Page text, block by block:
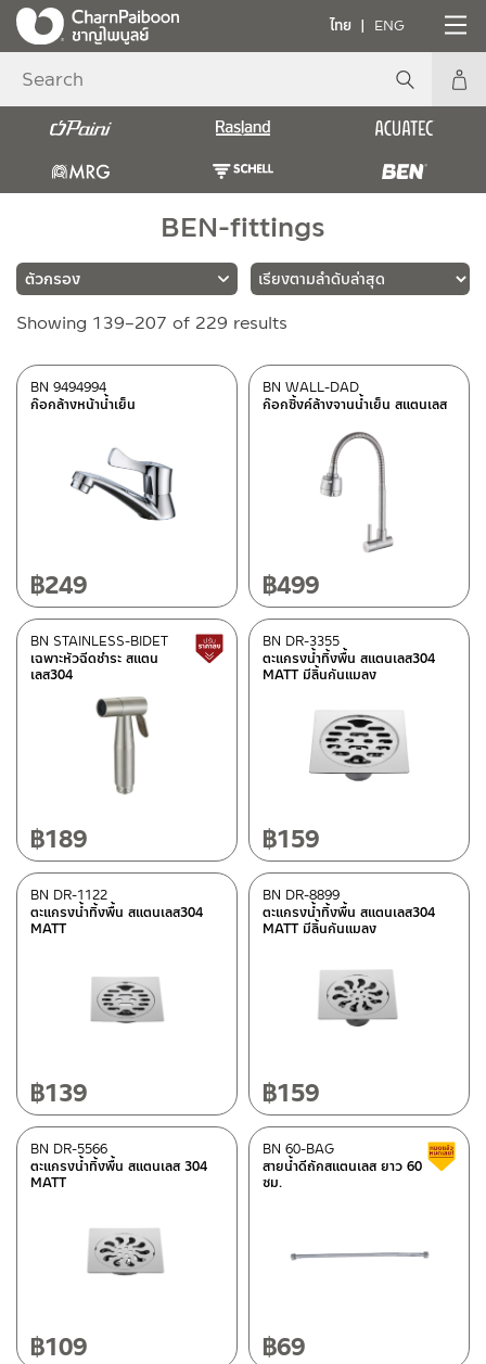
ไทย ENG
BEN-fittings
แบรนด์
BEN
ก๊อกน้ำห้องครัว
(17)
(5)
ฝักบัว
ก๊อกน้ำ(47)
สายฉีดชำระ(20)
วาล์วลอย(45)
เรนชาวเวอร์
ท่อน้ำทิ้ง
วาล์วขับล้างโถปัสสาวะชาย
วัสดุ
เหล็ก(1)
ซิ้งค์
อลูมิเนียม
สแตนเลส (88)
สแตนเลสเงา
Showing 139–207 of 229 results
latest
ก๊อกล้างหน้าน้ำเย็น
BN 9494994
฿249
ก๊อกซิ้งค์ล้างจานน้ำเย็น สแตนเลส
BN WALL-DAD
฿499
เฉพาะหัวฉีดชำระ สแตน
เลส304
BN STAINLESS-BIDET สินค้าปรับราคาลดลง
฿189
ตะแกรงน้ำทิ้งพื้น สแตนเลส304
MATT มีลิ้นกันแมลง
BN DR-3355
฿159
ตะแกรงน้ำทิ้งพื้น สแตนเลส304
MATT
BN DR-1122
฿139
ตะแกรงน้ำทิ้งพื้น สแตนเลส304
MATT มีลิ้นกันแมลง
BN DR-8899
฿159
ตะแกรงน้ำทิ้งพื้น สแตนเลส 304
MATT
BN DR-5566
฿109
สายน้ำดีถักสแตนเลส ยาว 60
ซม.
BN 60-BAG
฿69